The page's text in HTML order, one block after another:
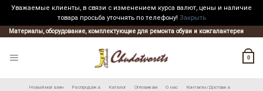
Уважаемые клиенты, в связи с изменением курса валют, цены и наличие
товара просьба уточнять по телефону! Закрыть
Skip
to
Материалы, оборудование, комплектующие для ремонта обуви и кожгалантереи
0
Новый магазин Распродажа Каталог Оптовикам О нас Контакты/Доставка